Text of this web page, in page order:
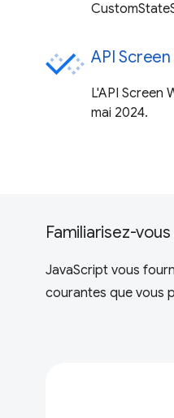
API
L'API Screen
mai 2024.
Familiarisez-
JavaScript vous
courantes que vous